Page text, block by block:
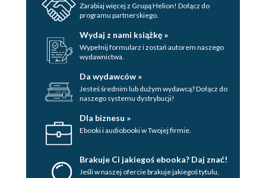
Zarabiaj więcej z Grupą Helion! Dołącz do
programu partnerskiego.
Wydaj z nami książkę »
Wypełnij formularz i zostań autorem naszego
wydawnictwa.
Da wydawców »
Jesteś średnim lub dużym wydawcą? Dołącz do
naszego systemu dystrybucji!
Dla biznesu »
Ebooki i audiobooki w Twojej firmie.
Brakuje Ci jakiegoś ebooka? Daj znać!
Jeśli w naszej ofercie brakuje jakiegoś tytulu,